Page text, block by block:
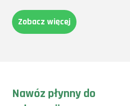
Zobacz więcej
Nawóz płynny do